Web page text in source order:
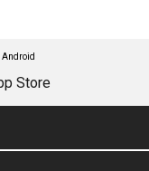
Android